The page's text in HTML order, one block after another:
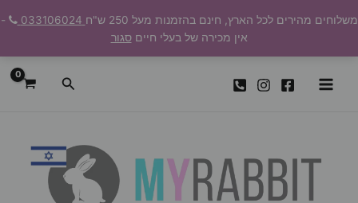
לתוכן
משלוחים מהירים לכל הארץ, חינם בהזמנות מעל 250 ש"ח
-
אין מכירה של בעלי חייםסגור
חיפוש